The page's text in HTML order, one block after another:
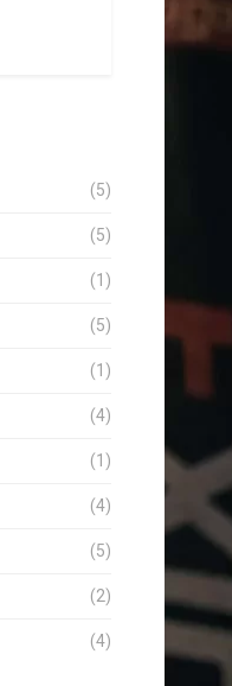
(5)
(5)
(1)
(5)
(1)
(4)
(1)
(4)
(5)
(2)
(4)